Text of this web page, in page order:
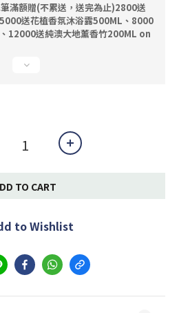
滿額贈(不累送，送完為止)2800送
送花植香氛沐浴露500ML、8000
12000送純澳大地薰香竹200ML on
TO CART
to Wishlist